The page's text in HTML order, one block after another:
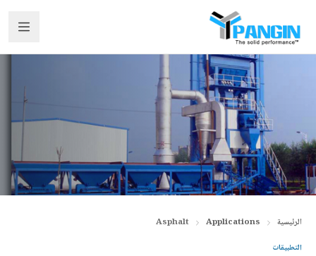
الرئيسية Applications
Asphalt
التطبيقات